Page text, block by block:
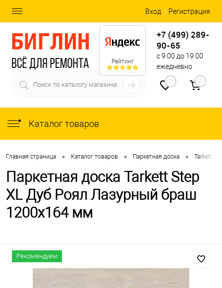
Вход Регистрация
Рейтинг
+7 (499) 289-
90-65
с 9:00 до 19:00
ежедневно
0 0
Каталог товаров
Главная страница • Каталог товаров • Паркетная доска • Tarkett
Паркетная доска Tarkett Step
XL Дуб Роял Лазурный браш
1200х164 мм
Рекомендуем